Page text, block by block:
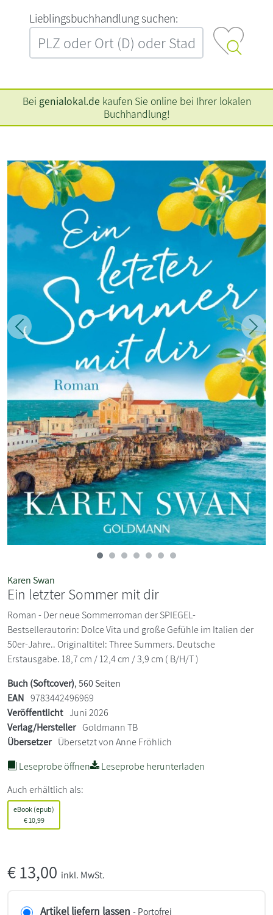
L‍i‍e‍b‍l‍i‍n‍g‍s‍b‍u‍c‍h‍h‍a‍n‍d‍l‍u‍n‍g‍ ‍s‍u‍c‍h‍e‍n‍:‍
Bei genialokal.de kaufen Sie online bei Ihrer lokalen
Buchhandlung!
Zurück
Karen Swan
Ein letzter Sommer mit dir
Roman - Der neue Sommerroman der SPIEGEL-
Bestsellerautorin: Dolce Vita und große Gefühle im Italien der
50er-Jahre.. Originaltitel: Three Summers. Deutsche
Erstausgabe. 18,7 cm / 12,4 cm / 3,9 cm ( B/H/T )
Buch (Softcover), 560 Seiten
EAN 9783442496969
Veröffentlicht Juni 2026
Verlag/Hersteller Goldmann TB
Übersetzer Übersetzt von Anne Fröhlich
Leseprobe öffnen
Leseprobe herunterladen
Auch erhältlich als:
eBook (epub)
€10,99
€13,00 inkl. MwSt.
Artikel liefern lassen - Portofrei